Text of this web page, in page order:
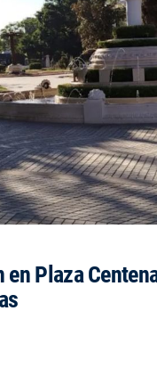
Plaza